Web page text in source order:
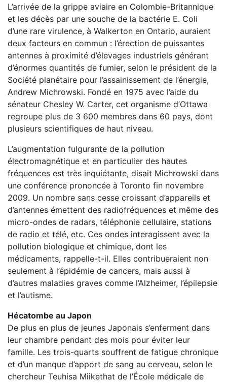
L’arrivée de la grippe aviaire en Colombie-Britannique
et les décès par une souche de la bactérie E. Coli
d’une rare virulence, à Walkerton en Ontario, auraient
deux facteurs en commun : l’érection de puissantes
antennes à proximité d’élevages industriels générant
d’énormes quantités de fumier, selon le président de la
Société planétaire pour l’assainissement de l’énergie,
Andrew Michrowski. Fondé en 1975 avec l’aide du
sénateur Chesley W. Carter, cet organisme d’Ottawa
regroupe plus de 3 600 membres dans 60 pays, dont
plusieurs scientifiques de haut niveau.
L’augmentation fulgurante de la pollution
électromagnétique et en particulier des hautes
fréquences est très inquiétante, disait Michrowski dans
une conférence prononcée à Toronto fin novembre
2009. Un nombre sans cesse croissant d’appareils et
d’antennes émettent des radiofréquences et même des
micro-ondes de radars, téléphonie cellulaire, stations
de radio et télé, etc. Ces ondes interagissent avec la
pollution biologique et chimique, dont les
médicaments, rappelle-t-il. Elles contribueraient non
seulement à l’épidémie de cancers, mais aussi à
d’autres maladies graves comme l’Alzheimer, l’épilepsie
et l’autisme.
Hécatombe au Japon
De plus en plus de jeunes Japonais s’enferment dans
leur chambre pendant des mois pour éviter leur
famille. Les trois-quarts souffrent de fatigue chronique
et d’un manque d’apport de sang au cerveau, selon le
chercheur Teuhisa Miikethat de l’École médicale de